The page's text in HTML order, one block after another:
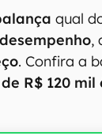
qual
,
. Confira a
R$ 120 mil